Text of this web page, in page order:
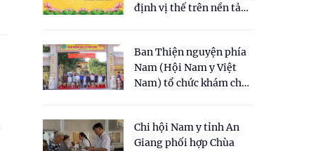
định vị thế trên nền tảng
Ban Thiện nguyện phía
Nam (Hội Nam y Việt
Nam) tổ chức khám chữa
dân tại xã Tân Tập
Chi hội Nam y tỉnh An
Giang phối hợp Chùa